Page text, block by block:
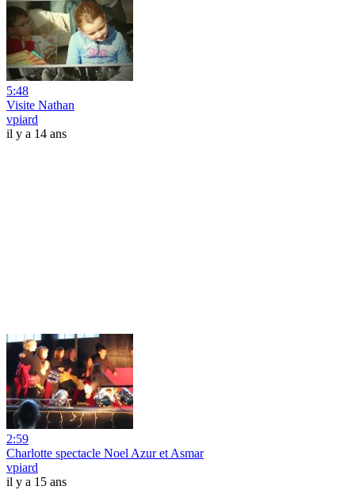
5:48
Visite Nathan
vpiard
il y a 14 ans
2:59
Charlotte spectacle Noel Azur et Asmar
vpiard
il y a 15 ans